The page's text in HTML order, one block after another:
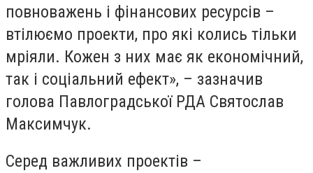
повноважень і фінансових ресурсів –
втілюємо проекти, про які колись тільки
мріяли. Кожен з них має як економічний,
так і соціальний ефект», – зазначив
голова Павлоградської РДА Святослав
Максимчук.
Серед важливих проектів –